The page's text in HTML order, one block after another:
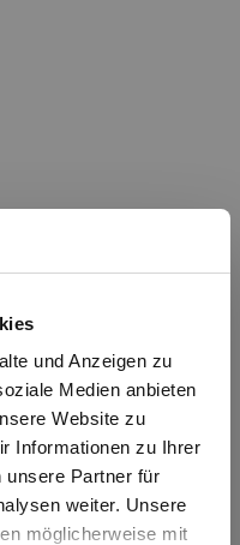
und Anzeigen zu
Medien anbieten
Website zu
Informationen zu Ihrer
unsere Partner für
weiter. Unsere
möglicherweise mit
try refreshing the